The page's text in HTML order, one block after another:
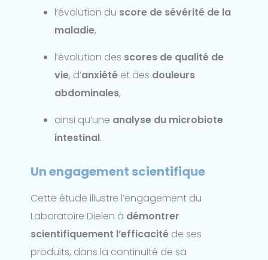
l’évolution du score de sévérité de la
maladie,
l’évolution des scores de qualité de
vie, d’anxiétéet des douleurs
abdominales,
ainsi qu’une analyse du microbiote
intestinal.
Un engagement scientifique
Cette étude illustre l’engagement du
Laboratoire Dielen à démontrer
scientifiquement l’efficacitéde ses
produits, dans la continuité de sa